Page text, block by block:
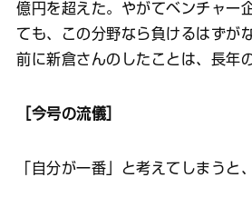
億円を超えた。やがてベンチャー
ても、この分野なら負けるはずが
前に新倉さんのしたことは、長年
［今号の流儀］
「自分が一番」と考えてしまうと